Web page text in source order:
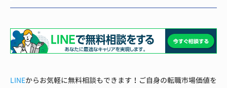
LINEからお気軽に無料相談もできます！ご自身の転職市場価値を